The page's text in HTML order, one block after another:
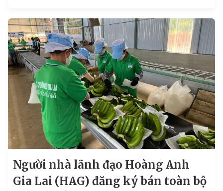
Người nhà lãnh đạo Hoàng Anh
Gia Lai (HAG) đăng ký bán toàn bộ